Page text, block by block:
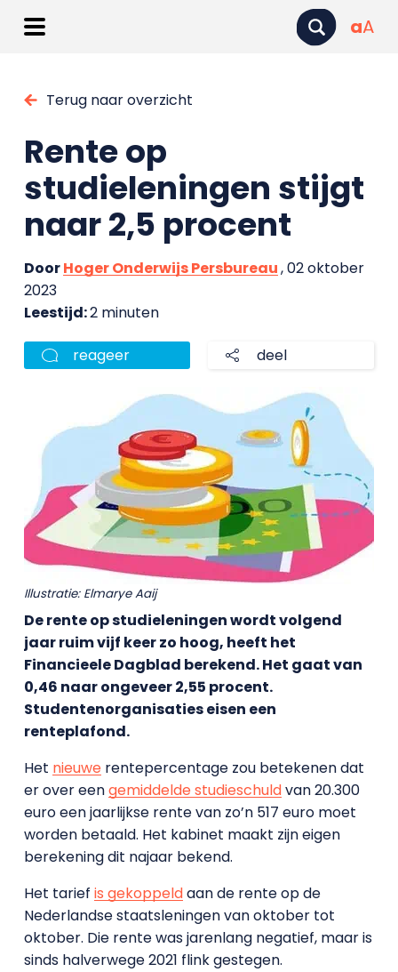
aA
Terug naar overzicht
Rente op
studieleningen stijgt
naar 2,5 procent
DoorHoger Onderwijs Persbureau, 02 oktober
2023
Leestijd:2 minuten
reageer deel
Illustratie: Elmarye Aaij
De rente op studieleningen wordt volgend
jaar ruim vijf keer zo hoog, heeft het
Financieele Dagblad berekend. Het gaat van
0,46 naar ongeveer 2,55 procent.
Studentenorganisaties eisen een
renteplafond.
Het nieuwerentepercentage zou betekenen dat
er over eengemiddelde studieschuldvan 20.300
euro een jaarlijkse rente van zo’n 517 euro moet
worden betaald. Het kabinet maakt zijn eigen
berekening dit najaar bekend.
Het tarief is gekoppeldaan de rente op de
Nederlandse staatsleningen van oktober tot
oktober. Die rente was jarenlang negatief, maar is
sinds halverwege 2021 flink gestegen.